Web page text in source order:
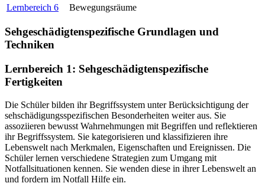
Lernbereich 6 Bewegungsräume
Sehgeschädigtenspezifische Grundlagen und
Techniken
Lernbereich 1: Sehgeschädigtenspezifische
Fertigkeiten
Die Schüler bilden ihr Begriffssystem unter Berücksichtigung der
sehschädigungsspezifischen Besonderheiten weiter aus. Sie
assoziieren bewusst Wahrnehmungen mit Begriffen und reflektieren
ihr Begriffssystem. Sie kategorisieren und klassifizieren ihre
Lebenswelt nach Merkmalen, Eigenschaften und Ereignissen. Die
Schüler lernen verschiedene Strategien zum Umgang mit
Notfallsituationen kennen. Sie wenden diese in ihrer Lebenswelt an
und fordern im Notfall Hilfe ein.